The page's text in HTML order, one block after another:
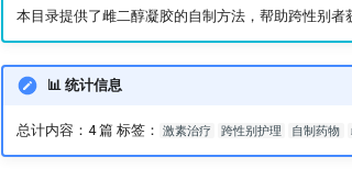
本目录提供了雌二醇凝胶的自制方法，帮助跨性别者
📊 统计信息
总计内容：4 篇 标签： 激素治疗 跨性别护理 自制药物